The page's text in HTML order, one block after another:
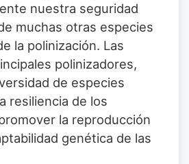
nuestra seguridad
muchas otras especies
la polinización. Las
polinizadores,
de especies
resiliencia de los
la reproducción
genética de las